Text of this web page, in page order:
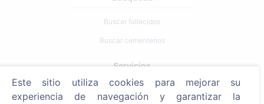
Buscar fallecidos
Buscar cementerios
Servicios
Contactos
Este sitio utiliza cookies para mejorar su
experiencia de navegación y garantizar la